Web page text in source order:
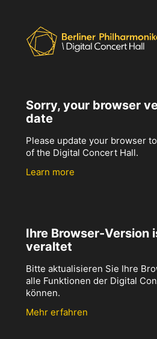
Sorry, your browser
date
Please update your browser
of the Digital Concert Hall.
Learn more
Ihre Browser-Version
veraltet
Bitte aktualisieren Sie Ihre
alle Funktionen der Digital
können.
Mehr erfahren